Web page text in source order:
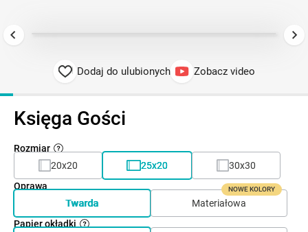
Dodaj do ulubionych Zobacz video
Księga Gości
Rozmiar
20x20
25x20
30x30
Oprawa
Twarda
Materiałowa
NOWE KOLORY
Papier okładki